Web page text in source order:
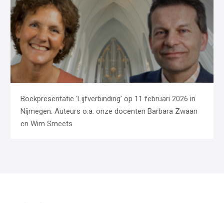
Boekpresentatie ‘Lijfverbinding’ op 11 februari 2026 in
Nijmegen. Auteurs o.a. onze docenten Barbara Zwaan
en Wim Smeets